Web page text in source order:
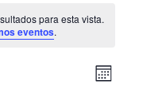
para esta vista.
eventos.
NN
Mes